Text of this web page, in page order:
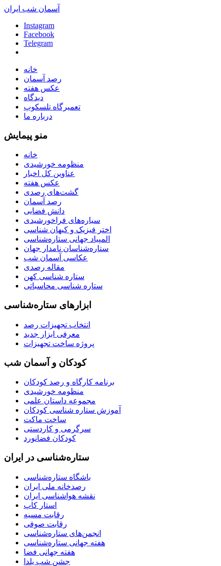
آسمان شب ایران
Instagram
Facebook
Telegram
خانه
رصد آسمان
عکس هفته
دیدگاه
تعمیرگاه تلسکوپ
درباره ما
منو پیمایش
خانه
منظومه خورشیدی
عناوین کل اخبار
عکس هفته
گشت‌های رصدی
رصد آسمان
دانش فضایی
سیاره‌های فراخورشیدی
اختر فیزیک و کیهان شناسی
المپیاد جهانی ستاره‌شناسی
ستاره‌شناسان نامدار جهان
عکاسی آسمان شب
مقاله رصدی
ستاره شناسی کهن
ستاره شناسی محاسباتی
ابزارهای ستاره‌شناسی
انتخاب تجهیزات رصد
معرفی ابزار جدید
پروژه ساخت تجهیزات
کودکان و آسمان شب
برنامه‌ کارگاه و رصد کودکان
منظومه خورشیدی
مجموعه داستان علمی
آموزش ستاره شناسی کودکان
ساخت ماکت
سرگرمی و کاردستی
کودکان فضانورد
ستاره‌شناسی در ایران
باشگاه ستاره‌شناسی
رصدخانه ملی ایران
نقشه هواشناسی ایران
استار کاپ
رقابت مسیه
رقابت صوفی
انجمن‌های ستاره‌شناسی
هفته جهانی ستاره‌شناسی
هفته جهانی فضا
جشن شب یلدا